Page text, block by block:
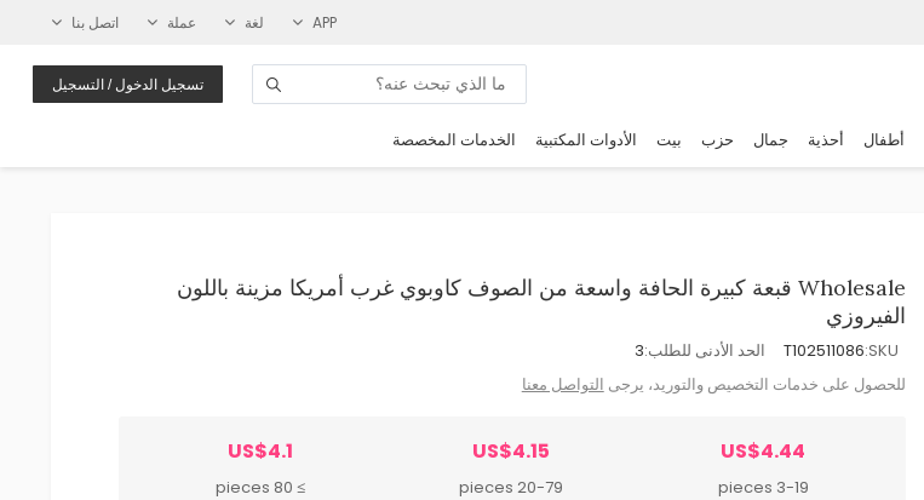
APP لغة عملة اتصل بنا
تسجيل الدخول / التسجيل
أطفال أحذية جمال حزب بيت الأدوات المكتبية الخدمات المخصصة
Wholesale قبعة كبيرة الحافة واسعة من الصوف كاوبوي غرب أمريكا مزينة باللون
الفيروزي
SKU:
T102511086 الحد الأدنى للطلب:3
للحصول على خدمات التخصيص والتوريد، يرجى التواصل معنا
US$4.44
3-19 pieces
US$4.15
20-79 pieces
US$4.1
≥ 80 pieces